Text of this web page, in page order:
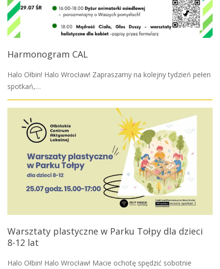
Harmonogram CAL
Halo Ołbin! Halo Wrocław! Zapraszamy na kolejny tydzień pełen
spotkań,…
Warsztaty plastyczne w Parku Tołpy dla dzieci
8-12 lat
Halo Ołbin! Halo Wrocław! Macie ochotę spędzić sobotnie